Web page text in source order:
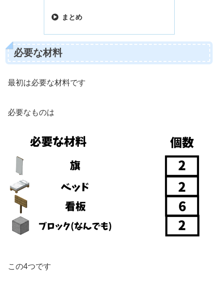
まとめ
必要な材料
最初は必要な材料です
必要なものは
この4つです